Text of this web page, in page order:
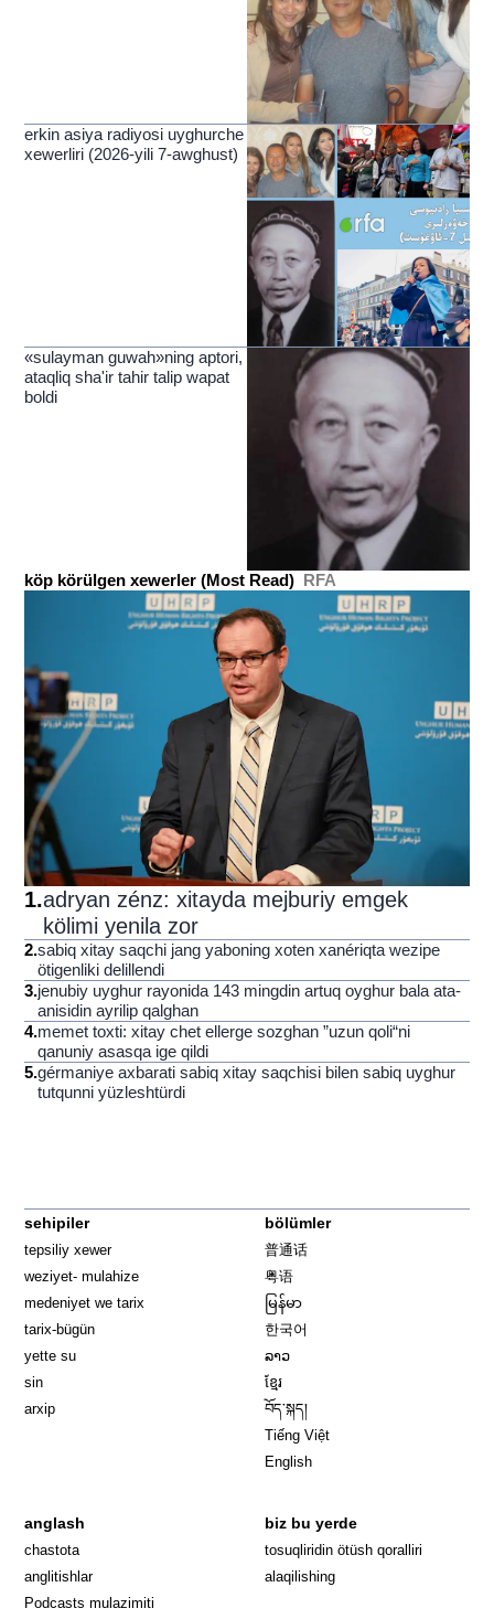
erkin asiya radiyosi uyghurche
xewerliri (2026-yili 7-awghust)
«sulayman guwah»ning aptori,
ataqliq sha'ir tahir talip wapat
boldi
köp körülgen xewerler (Most Read) RFA
1.adryan zénz: xitayda mejburiy emgek
kölimi yenila zor
2.sabiq xitay saqchi jang yaboning xoten xanériqta wezipe
ötigenliki delillendi
3.jenubiy uyghur rayonida 143 mingdin artuq oyghur bala ata-
anisidin ayrilip qalghan
4.memet toxti: xitay chet ellerge sozghan ”uzun qoli“ni
qanuniy asasqa ige qildi
5.gérmaniye axbarati sabiq xitay saqchisi bilen sabiq uyghur
tutqunni yüzleshtürdi
sehipiler
tepsiliy xewer
weziyet- mulahize
medeniyet we tarix
tarix-bügün
yette su
sin
arxip
bölümler
普通话
粤语
မြန်မာ
한국어
ລາວ
ខ្មែរ
བོད་སྐད།
Tiếng Việt
English
anglash
chastota
anglitishlar
Podcasts mulazimiti
biz bu yerde
tosuqliridin ötüsh qoralliri
alaqilishing